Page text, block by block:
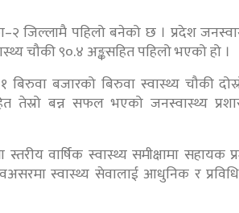
जिल्लामै पहिलो बनेको छ । प्रदेश
चौकी ९०.४ अङ्कसहित पहिलो भएको हो ।
बिरुवा बजारको बिरुवा स्वास्थ्य चौकी
तेस्रो बन्न सफल भएको जनस्वास्थ्य
वार्षिक स्वास्थ्य समीक्षामा सहायक
स्वास्थ्य सेवालाई आधुनिक र